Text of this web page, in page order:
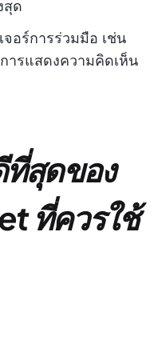
สุด
จอร์การร่วมมือ เช่น
ารแสดงความคิดเห็น
ที่สุดของ
ที่ควรใช้